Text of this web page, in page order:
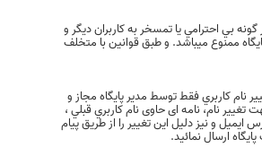
بي احترامي یا تمسخر به كاربران ديگر و
ممنوع میباشد. و طبق قوانین با متخلف
نام كاربري فقط توسط مدير پايگاه مجاز و
نام، نامه ای حاوی نام كاربري قبلي ،
ايميل و نیز دلیل این تغییر را از طریق پیام
ارسال نمائید.